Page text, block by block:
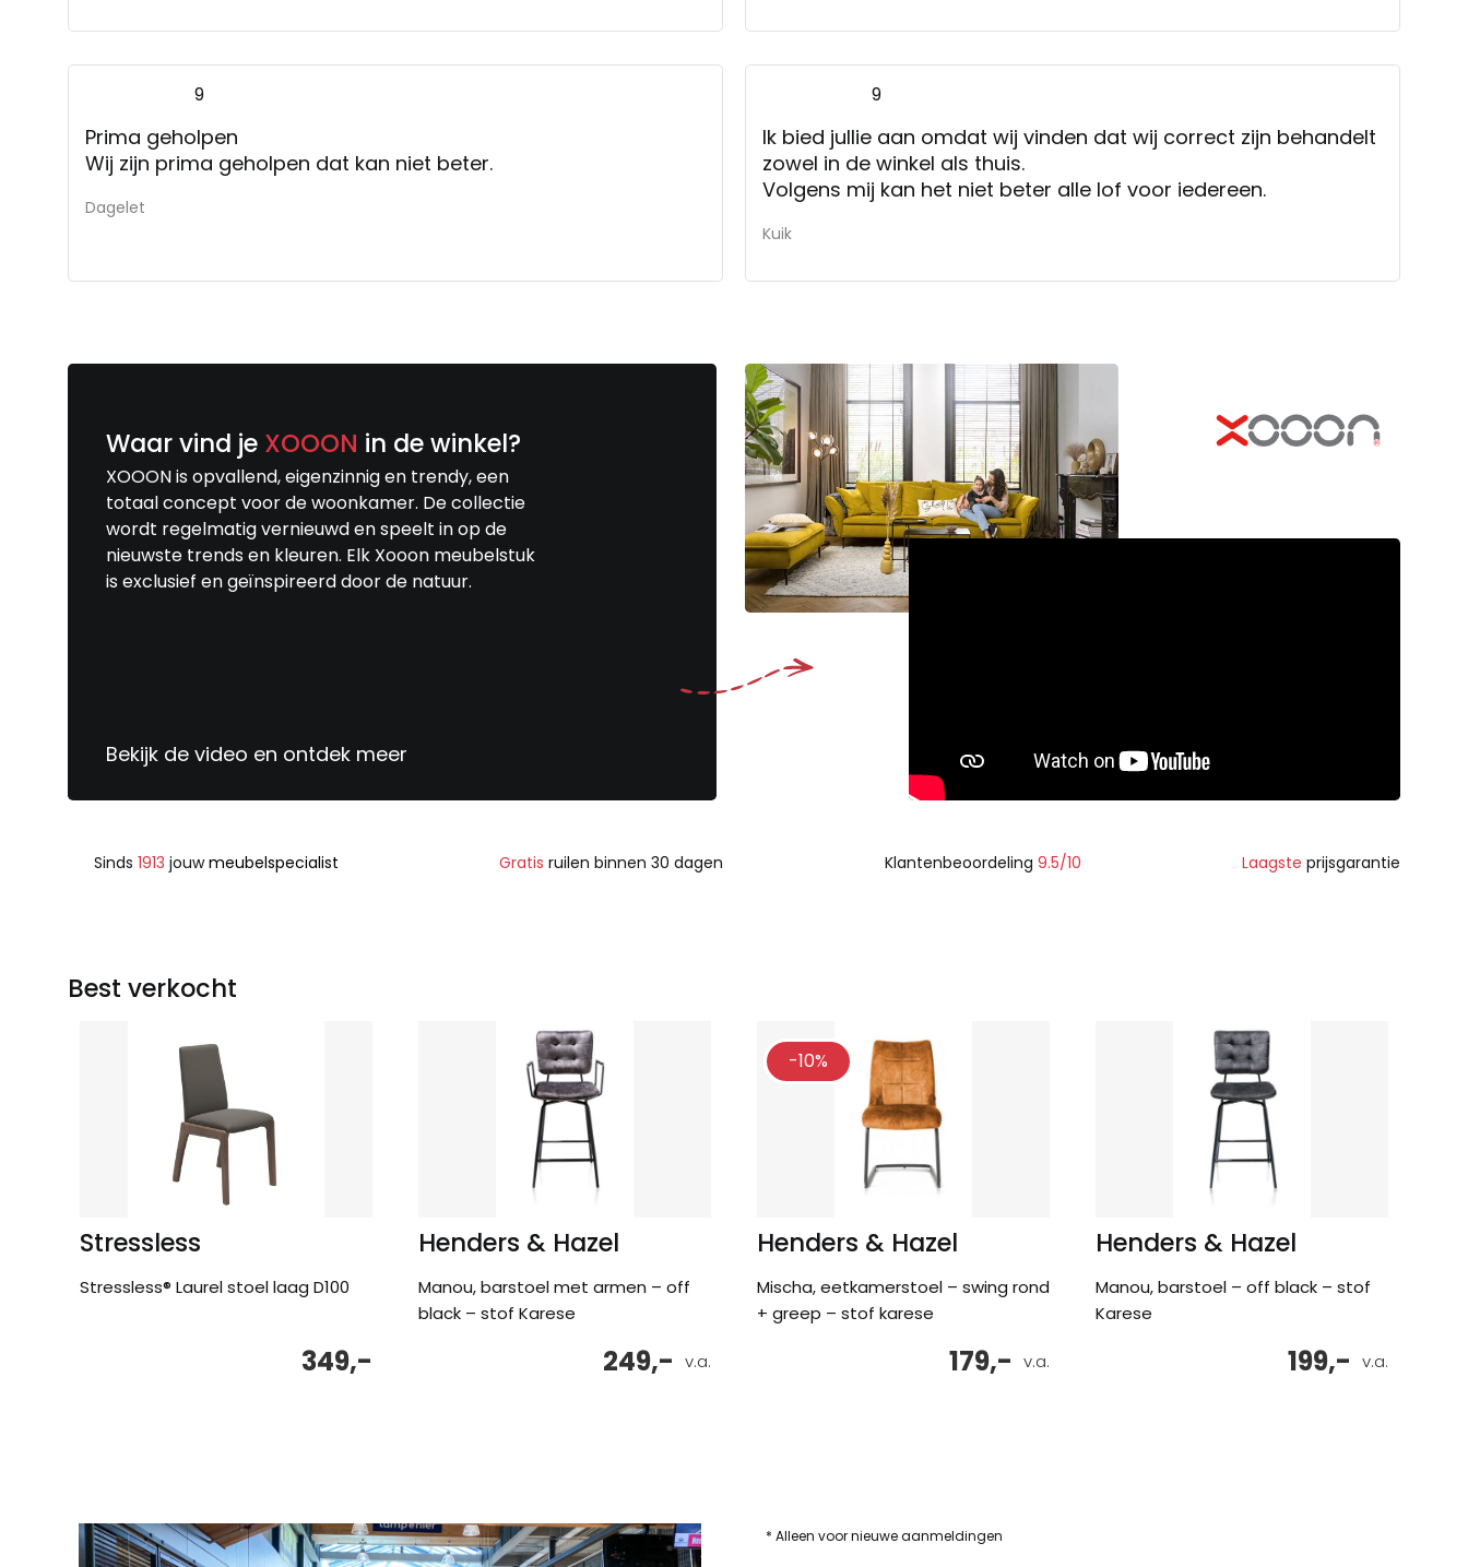
9
Prima geholpen
Wij zijn prima geholpen dat kan niet beter.
Dagelet
9
Ik bied jullie aan omdat wij vinden dat wij correct zijn behandelt
zowel in de winkel als thuis.
Volgens mij kan het niet beter alle lof voor iedereen.
Kuik
Waar vind je XOOON in de winkel?
XOOON is opvallend, eigenzinnig en trendy, een
totaal concept voor de woonkamer. De collectie
wordt regelmatig vernieuwd en speelt in op de
nieuwste trends en kleuren. Elk Xooon meubelstuk
is exclusief en geïnspireerd door de natuur.
Bekijk de video en ontdek meer
Sinds 1913 jouwmeubelspecialist Gratis ruilen binnen 30 dagen Klantenbeoordeling 9.5/10 Laagste prijsgarantie
Best verkocht
Stressless
Stressless® Laurel stoel laag D100
349,-
Henders & Hazel
Manou, barstoel met armen – off
black – stof Karese
v.a.
249,-
-10%
Henders & Hazel
Mischa, eetkamerstoel – swing rond
+ greep – stof karese
v.a.
179,-
Henders & Hazel
Manou, barstoel – off black – stof
Karese
v.a.
199,-
* Alleen voor nieuwe aanmeldingen